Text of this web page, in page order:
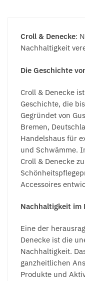
Croll & Denecke:
Nachhaltigkeit
Die Geschichte
Croll & Denecke
Geschichte, die
Gegründet von
Bremen,
Handelshaus für
und Schwämme.
Croll & Denecke
Accessoires
Nachhaltigkeit im
Eine der
Denecke ist die
Nachhaltigkeit.
ganzheitlichen
Produkte und